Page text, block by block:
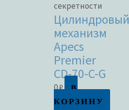
секретности
Цилиндровый
механизм
Apecs
Premier
CD-70-C-G
0₽
В
КОРЗИНУ